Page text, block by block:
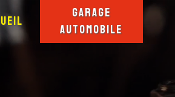
des cookies
Garage
automobile